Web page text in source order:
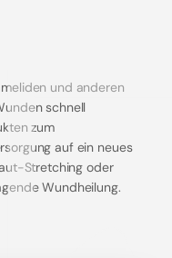
und anderen
schnell
zum
auf ein neues
Stretching oder
Wundheilung.